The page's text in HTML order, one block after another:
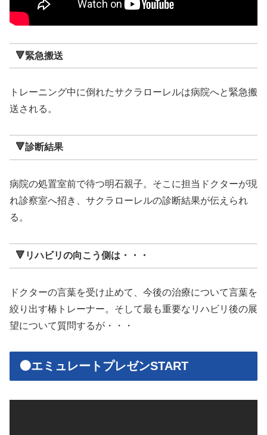
🔻緊急搬送
トレーニング中に倒れたサクラローレルは病院へと緊急搬
送される。
🔻診断結果
病院の処置室前で待つ明石親子。そこに担当ドクターが現
れ診察室へ招き、サクラローレルの診断結果が伝えられ
る。
🔻リハビリの向こう側は・・・
ドクターの言葉を受け止めて、今後の治療について言葉を
絞り出す椿トレーナー。そして最も重要なリハビリ後の展
望について質問するが・・・
🟠エミュレートプレゼンSTART